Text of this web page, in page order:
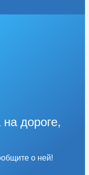
дороге,
о ней!